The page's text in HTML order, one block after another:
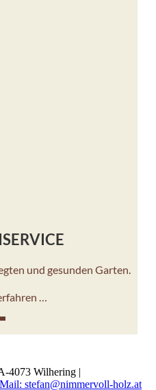
und gesunden Garten.
…
4073 Wilhering |
stefan@nimmervoll-holz.at